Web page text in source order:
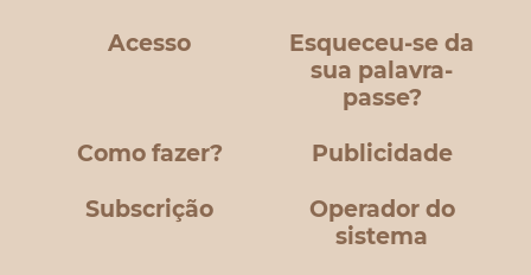
Acesso
Esqueceu-se da
sua palavra-
passe?
Como fazer? Publicidade
Subscrição
Operador do
sistema